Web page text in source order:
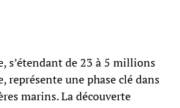
s’étendant de 23 à 5 millions
représente une phase clé dans
marins. La découverte